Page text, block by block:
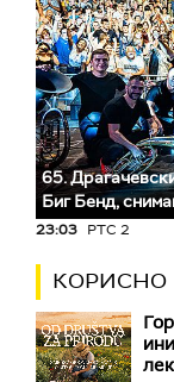
65.
Биг Бeнд,
23:03 РТС 2
КОРИСНО